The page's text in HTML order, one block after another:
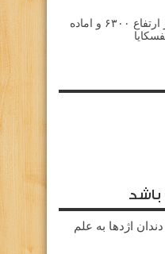
برپای کمپ سوم در ارتفاع ۶۳۰۰ و اماده
باشد
اژدها به علم